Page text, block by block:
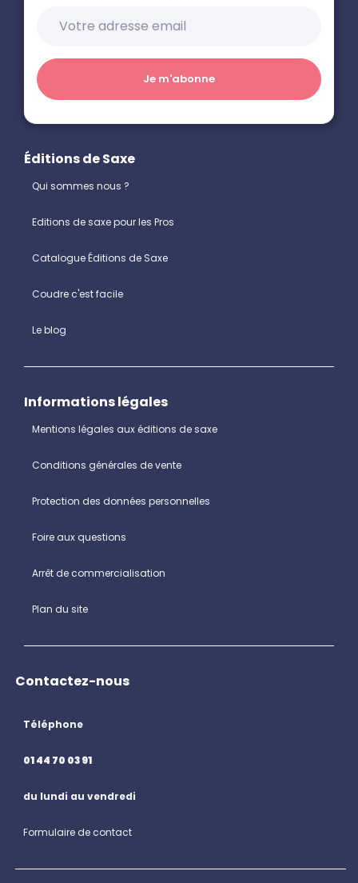
Éditions de Saxe
Qui sommes nous ?
Editions de saxe pour les Pros
Catalogue Éditions de Saxe
Coudre c'est facile
Le blog
Informations légales
Mentions légales aux éditions de saxe
Conditions générales de vente
Protection des données personnelles
Foire aux questions
Arrêt de commercialisation
Plan du site
Contactez-nous
Téléphone
01 44 70 03 91
du lundi au vendredi
Formulaire de contact